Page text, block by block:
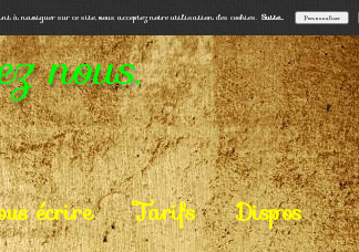
à naviguer sur ce site, vous acceptez notre utilisation des cookies. Suite... Personnaliser
nous.
écrire Tarifs Dispos